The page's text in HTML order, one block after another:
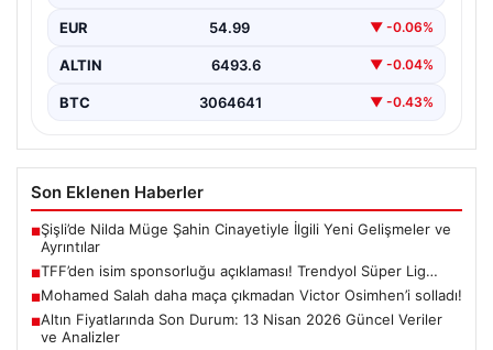
EUR 54.99 ▼ -0.06%
ALTIN 6493.6 ▼ -0.04%
BTC 3064641 ▼ -0.43%
Son Eklenen Haberler
■Şişli’de Nilda Müge Şahin Cinayetiyle İlgili Yeni Gelişmeler ve
Ayrıntılar
■TFF’den isim sponsorluğu açıklaması! Trendyol Süper Lig…
■Mohamed Salah daha maça çıkmadan Victor Osimhen’i solladı!
■Altın Fiyatlarında Son Durum: 13 Nisan 2026 Güncel Veriler
ve Analizler